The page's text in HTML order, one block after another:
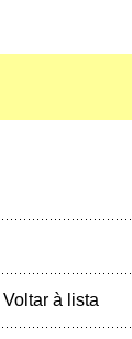
Voltar à lista